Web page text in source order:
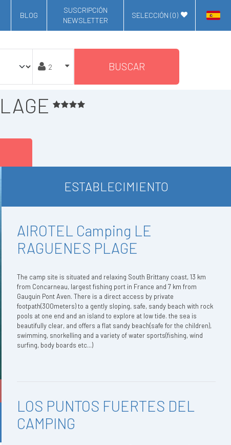
BLOG
SUSCRIPCIÓN
NEWSLETTER
SELECCIÓN (0)
BUSCAR
ESTABLECIMIENTO
AIROTEL Camping LE
RAGUENES PLAGE
The camp site is situated and relaxing South Brittany coast, 13 km
from Concarneau, largest fishing port in France and 7 km from
Gauguin Pont Aven. There is a direct access by private
footpath(300meters) to a gently sloping, safe, sandy beach with rock
pools at one end and an island to explore at low tide. the sea is
beautifully clear, and offers a flat sandy beach(safe for the children),
swimming, snorkelling and a variety of water sports(fishing, wind
surfing, body boards etc...)
LOS PUNTOS FUERTES DEL
CAMPING